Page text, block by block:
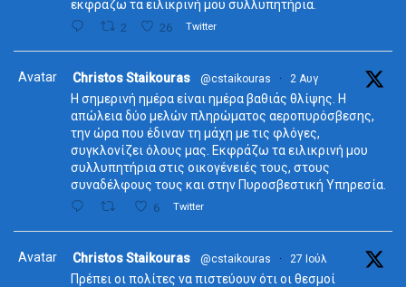
εκφράζω τα ειλικρινή μου συλλυπητήρια.
2 26 Twitter
Avatar Christos Staikouras @cstaikouras · 2 Αυγ
Η σημερινή ημέρα είναι ημέρα βαθιάς θλίψης. Η
απώλεια δύο μελών πληρώματος αεροπυρόσβεσης,
την ώρα που έδιναν τη μάχη με τις φλόγες,
συγκλονίζει όλους μας. Εκφράζω τα ειλικρινή μου
συλλυπητήρια στις οικογένειές τους, στους
συναδέλφους τους και στην Πυροσβεστική Υπηρεσία.
6 Twitter
Avatar Christos Staikouras @cstaikouras · 27 Ιούλ
Πρέπει οι πολίτες να πιστεύουν ότι οι θεσμοί